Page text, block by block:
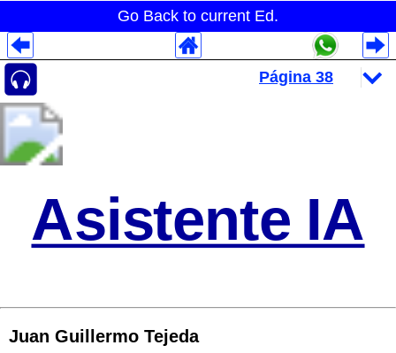
Go Back to current Ed.
Asistente IA
Juan Guillermo Tejeda
Despliegues Analytics
Despliegues Totales
Despliegues por Rubros